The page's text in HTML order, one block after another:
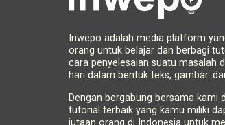
Inwepo adalah media platform
orang untuk belajar dan berbagi
cara penyelesaian suatu masalah
hari dalam bentuk teks, gambar.
Dengan bergabung bersama kami
tutorial terbaik yang kamu miliki
jutaan orang di Indonesia untuk